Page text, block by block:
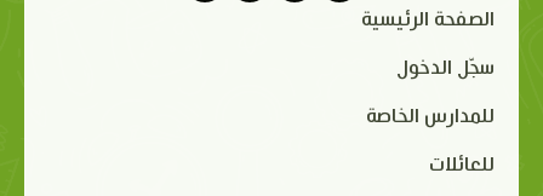
الصفحة الرئيسية
سجّل الدخول
للمدارس الخاصة
للعائلات